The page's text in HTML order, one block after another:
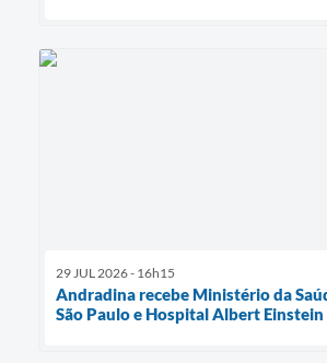
29 JUL 2026 - 16h15
Andradina recebe Ministério da
São Paulo e Hospital Albert Einstein